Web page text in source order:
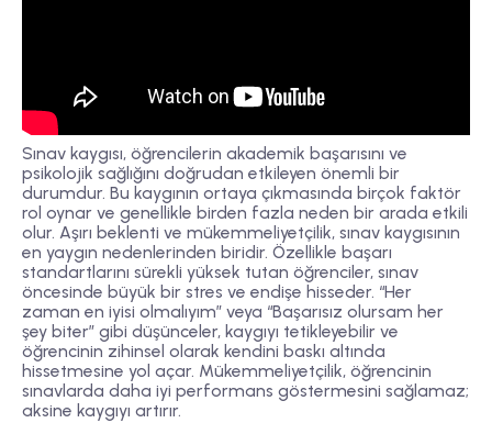
Sınav kaygısı, öğrencilerin akademik başarısını ve
psikolojik sağlığını doğrudan etkileyen önemli bir
durumdur. Bu kaygının ortaya çıkmasında birçok faktör
rol oynar ve genellikle birden fazla neden bir arada etkili
olur. Aşırı beklenti ve mükemmeliyetçilik, sınav kaygısının
en yaygın nedenlerinden biridir. Özellikle başarı
standartlarını sürekli yüksek tutan öğrenciler, sınav
öncesinde büyük bir stres ve endişe hisseder. “Her
zaman en iyisi olmalıyım” veya “Başarısız olursam her
şey biter” gibi düşünceler, kaygıyı tetikleyebilir ve
öğrencinin zihinsel olarak kendini baskı altında
hissetmesine yol açar. Mükemmeliyetçilik, öğrencinin
sınavlarda daha iyi performans göstermesini sağlamaz;
aksine kaygıyı artırır.